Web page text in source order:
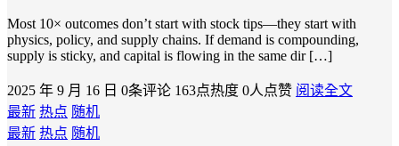
Most 10× outcomes don’t start with stock tips—they start with
physics, policy, and supply chains. If demand is compounding,
supply is sticky, and capital is flowing in the same dir […]
2025 年 9 月 16 日 0条评论 163点热度 0人点赞 阅读全文
最新 热点 随机
最新 热点 随机